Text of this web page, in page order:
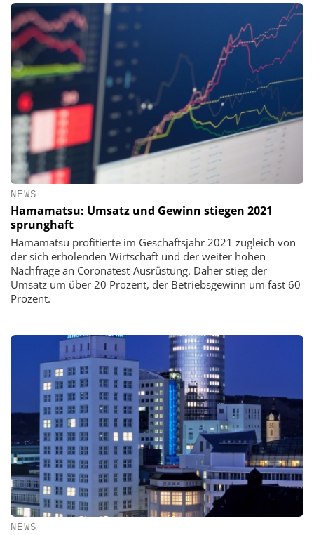
NEWS
Hamamatsu: Umsatz und Gewinn stiegen 2021
sprunghaft
Hamamatsu profitierte im Geschäftsjahr 2021 zugleich von
der sich erholenden Wirtschaft und der weiter hohen
Nachfrage an Coronatest-Ausrüstung. Daher stieg der
Umsatz um über 20 Prozent, der Betriebsgewinn um fast 60
Prozent.
NEWS